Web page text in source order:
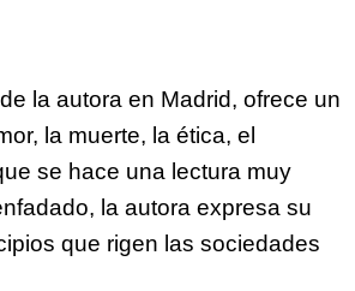
la autora en Madrid, ofrece un
la muerte, la ética, el
se hace una lectura muy
la autora expresa su
que rigen las sociedades